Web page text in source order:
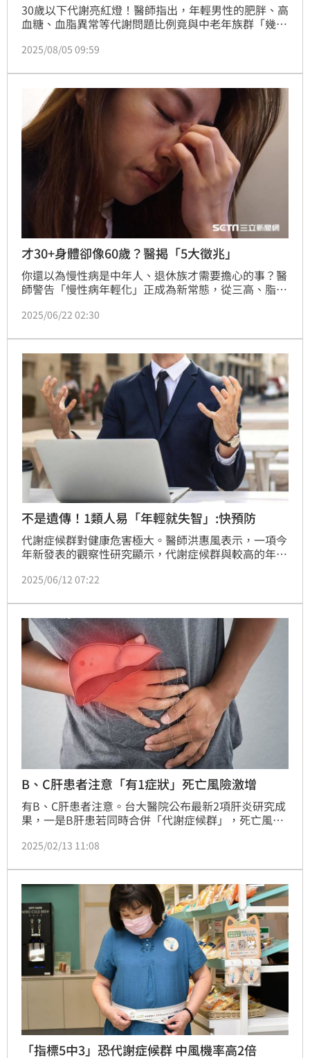
30歲以下代謝亮紅燈！醫師指出，年輕男性的肥胖、高
血糖、血脂異常等代謝問題比例竟與中老年族群「幾乎
手，恐導致惡性循環。（記者：簡浩正）
2025/08/05 09:59
才30+身體卻像60歲？醫揭「5大徵兆」
你還以為慢性病是中年人、退休族才需要擔心的事？醫
師警告「慢性病年輕化」正成為新常態，從三高、脂肪
燈，卻常將身體警訊視為只是工作累、壓力大。但其實
簡浩正）
2025/06/22 02:30
不是遺傳！1類人易「年輕就失智」:快預防
代謝症候群對健康危害極大。醫師洪惠風表示，一項今
年新發表的觀察性研究顯示，代謝症候群與較高的年輕
症的重要性。
2025/06/12 07:22
B、C肝患者注意「有1症狀」死亡風險激增
有B、C肝患者注意。台大醫院公布最新2項肝炎研究成
果，一是B肝患若同時合併「代謝症候群」，死亡風險
肪肝，患者罹患肝細胞癌的風險仍顯著高於沒有代謝異
2025/02/13 11:08
「指標5中3」恐代謝症候群 中風機率高2倍